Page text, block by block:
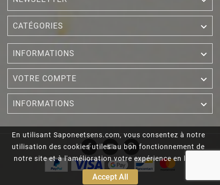
En utilisant Saponeetsens.com, vous consentez à notre
utilisation des cookies utiles au bon fonctionnement de
notre site et à l'amélioration votre expérience en ligne.
Accept All
CATÉGORIES 
INFORMATIONS 
VOTRE COMPTE 
INFORMATIONS 